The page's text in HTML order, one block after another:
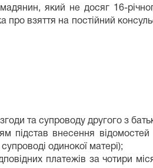
який не досяг 16-
про взяття на постійний
та супроводу другого з
підстав внесення
одинокої матері);
платежів за чотири